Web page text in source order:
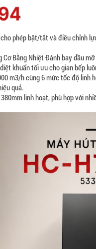
phép bật/tắt và điều chỉnh
Cơ Bằng Nhiệt Đánh bay dầu
khuẩn tối ưu cho gian bếp
m3/h cùng 6 mức tốc độ linh
quả.
linh hoạt, phù hợp với